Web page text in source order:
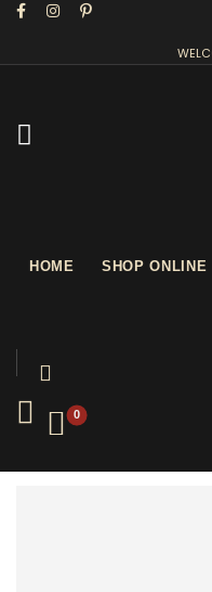
HOME SHOP ONLINE
0